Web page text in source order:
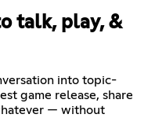
talk, play, &
into topic-
game release, share
— without